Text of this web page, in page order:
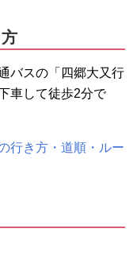
バスの「四郷大又行
車して徒歩2分で
行き方・道順・ルー